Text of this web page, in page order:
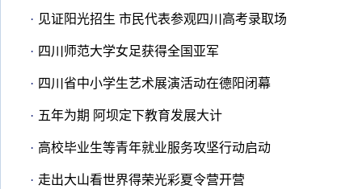
· 见证阳光招生 市民代表参观四川高考录取场
· 四川师范大学女足获得全国亚军
· 四川省中小学生艺术展演活动在德阳闭幕
· 五年为期 阿坝定下教育发展大计
· 高校毕业生等青年就业服务攻坚行动启动
· 走出大山看世界得荣光彩夏令营开营